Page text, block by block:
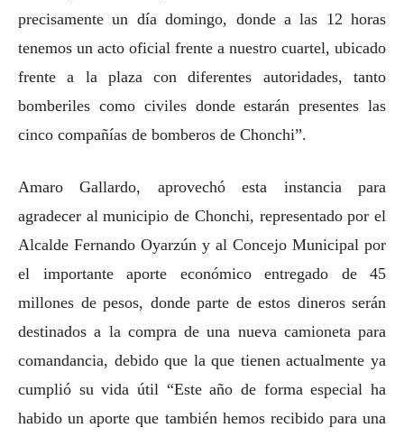
precisamente un día domingo, donde a las 12 horas
tenemos un acto oficial frente a nuestro cuartel, ubicado
frente a la plaza con diferentes autoridades, tanto
bomberiles como civiles donde estarán presentes las
cinco compañías de bomberos de Chonchi”.
Amaro Gallardo, aprovechó esta instancia para
agradecer al municipio de Chonchi, representado por el
Alcalde Fernando Oyarzún y al Concejo Municipal por
el importante aporte económico entregado de 45
millones de pesos, donde parte de estos dineros serán
destinados a la compra de una nueva camioneta para
comandancia, debido que la que tienen actualmente ya
cumplió su vida útil “Este año de forma especial ha
habido un aporte que también hemos recibido para una